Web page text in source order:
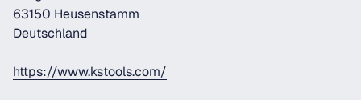
63150 Heusenstamm
Deutschland
https://www.kstools.com/